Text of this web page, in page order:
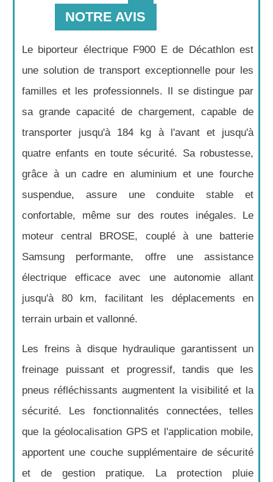
NOTRE AVIS
Le biporteur électrique F900 E de Décathlon est
une solution de transport exceptionnelle pour les
familles et les professionnels. Il se distingue par
sa grande capacité de chargement, capable de
transporter jusqu'à 184 kg à l'avant et jusqu'à
quatre enfants en toute sécurité. Sa robustesse,
grâce à un cadre en aluminium et une fourche
suspendue, assure une conduite stable et
confortable, même sur des routes inégales. Le
moteur central BROSE, couplé à une batterie
Samsung performante, offre une assistance
électrique efficace avec une autonomie allant
jusqu'à 80 km, facilitant les déplacements en
terrain urbain et vallonné.
Les freins à disque hydraulique garantissent un
freinage puissant et progressif, tandis que les
pneus réfléchissants augmentent la visibilité et la
sécurité. Les fonctionnalités connectées, telles
que la géolocalisation GPS et l'application mobile,
apportent une couche supplémentaire de sécurité
et de gestion pratique. La protection pluie